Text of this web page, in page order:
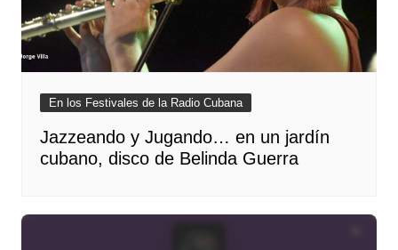
En los Festivales de la Radio Cubana
Jazzeando y Jugando… en un jardín
cubano, disco de Belinda Guerra